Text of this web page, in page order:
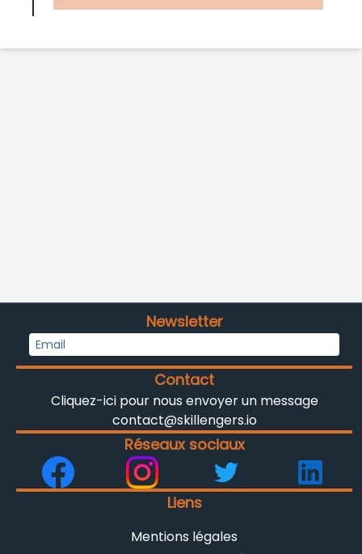
Liens
Mentions légales
Réseaux sociaux
Contact
Cliquez-ici pour nous envoyer un message
contact@skillengers.io
Newsletter